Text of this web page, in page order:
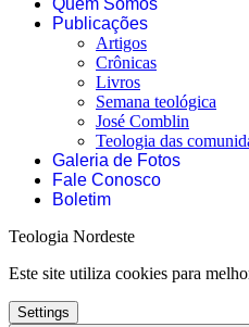
Publicações
Artigos
Crônicas
Livros
Semana teológica
José Comblin
Teologia das
Galeria de Fotos
Fale Conosco
Boletim
Teologia Nordeste
Este site utiliza cookies para
Settings